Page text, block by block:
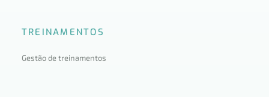
TREINAMENTOS
Gestão de treinamentos